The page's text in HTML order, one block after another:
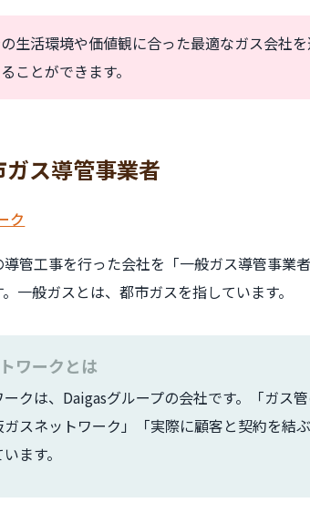
生活環境や価値観に合った最適なガス会社
ことができます。
ス導管事業者
ク
管工事を行った会社を「一般ガス導管事業
一般ガスとは、都市ガスを指しています。
ワークとは
クは、Daigasグループの会社です。「ガス
スネットワーク」「実際に顧客と契約を結
ます。